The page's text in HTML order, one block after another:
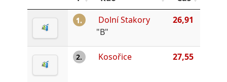
1.
Dolní Stakory
"B"
26,91
2. Kosořice 27,55